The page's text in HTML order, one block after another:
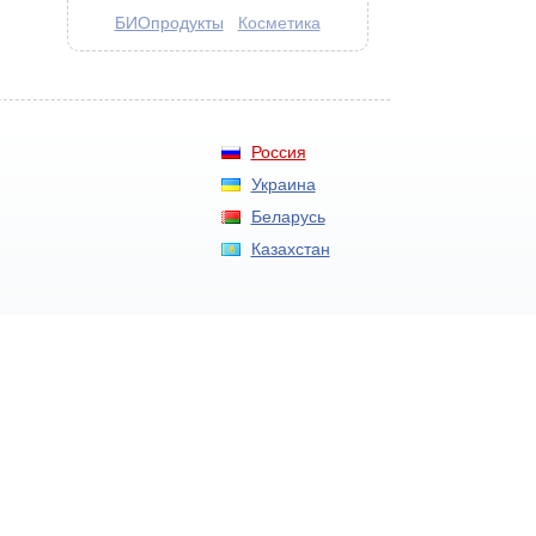
БИОпродукты Косметика
Россия
Украина
Беларусь
Казахстан